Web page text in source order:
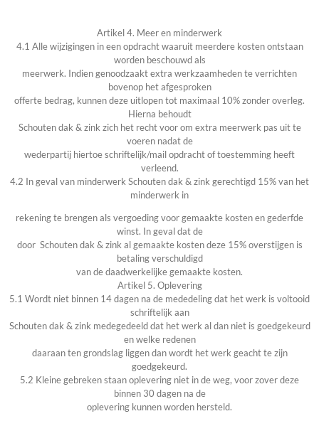
Artikel 4. Meer en minderwerk
4.1 Alle wijzigingen in een opdracht waaruit meerdere kosten ontstaan
worden beschouwd als
meerwerk. Indien genoodzaakt extra werkzaamheden te verrichten
bovenop het afgesproken
offerte bedrag, kunnen deze uitlopen tot maximaal 10% zonder overleg.
Hierna behoudt
Schouten dak & zink zich het recht voor om extra meerwerk pas uit te
voeren nadat de
wederpartij hiertoe schriftelijk/mail opdracht of toestemming heeft
verleend.
4.2 In geval van minderwerk Schouten dak & zink gerechtigd 15% van het
minderwerk in
rekening te brengen als vergoeding voor gemaakte kosten en gederfde
winst. In geval dat de
door Schouten dak & zink al gemaakte kosten deze 15% overstijgen is
betaling verschuldigd
van de daadwerkelijke gemaakte kosten.
Artikel 5. Oplevering
5.1 Wordt niet binnen 14 dagen na de mededeling dat het werk is voltooid
schriftelijk aan
Schouten dak & zink medegedeeld dat het werk al dan niet is goedgekeurd
en welke redenen
daaraan ten grondslag liggen dan wordt het werk geacht te zijn
goedgekeurd.
5.2 Kleine gebreken staan oplevering niet in de weg, voor zover deze
binnen 30 dagen na de
oplevering kunnen worden hersteld.